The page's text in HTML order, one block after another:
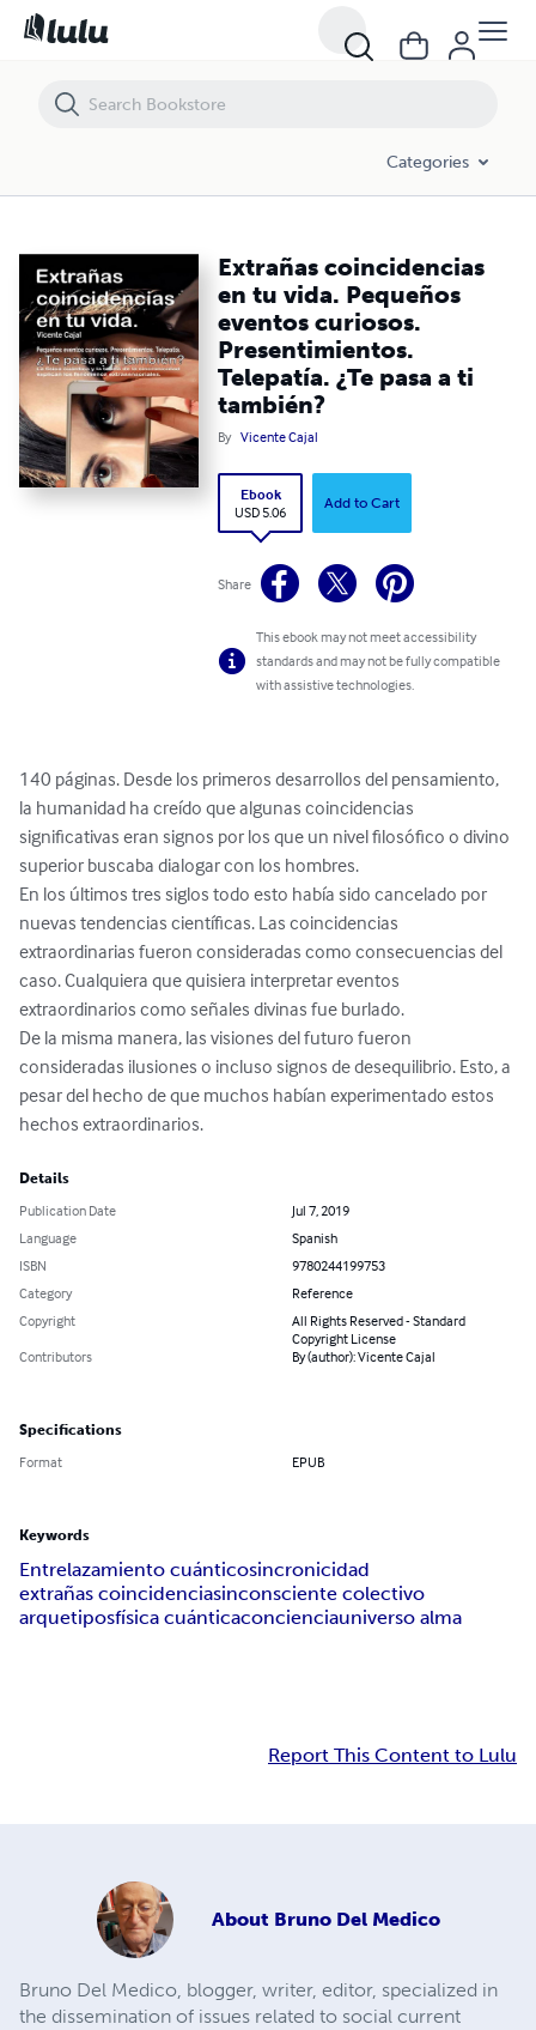
Categories
Extrañas coincidencias
en tu vida. Pequeños
eventos curiosos.
Presentimientos.
Telepatía. ¿Te pasa a ti
también?
By Vicente Cajal
Ebook
USD 5.06
Add to Cart
Share
This ebook may not meet accessibility
standards and may not be fully compatible
with assistive technologies.
140 páginas. Desde los primeros desarrollos del pensamiento,
la humanidad ha creído que algunas coincidencias
significativas eran signos por los que un nivel filosófico o divino
superior buscaba dialogar con los hombres.
En los últimos tres siglos todo esto había sido cancelado por
nuevas tendencias científicas. Las coincidencias
extraordinarias fueron consideradas como consecuencias del
caso. Cualquiera que quisiera interpretar eventos
extraordinarios como señales divinas fue burlado.
De la misma manera, las visiones del futuro fueron
consideradas ilusiones o incluso signos de desequilibrio. Esto, a
pesar del hecho de que muchos habían experimentado estos
hechos extraordinarios.
Details
Publication Date
Jul 7, 2019
Language
Spanish
ISBN
9780244199753
Category
Reference
Copyright
All Rights Reserved - Standard
Copyright License
Contributors
By (author): Vicente Cajal
Specifications
Format EPUB
Keywords
Entrelazamiento cuánticosincronicidad
extrañas coincidenciasinconsciente colectivo
arquetiposfísica cuánticaconcienciauniverso alma
Report This Content to Lulu
About Bruno Del Medico
Bruno Del Medico, blogger, writer, editor, specialized in
the dissemination of issues related to social current
Extrañas coincidencias en tu vida. Pequeños eventos curiosos.